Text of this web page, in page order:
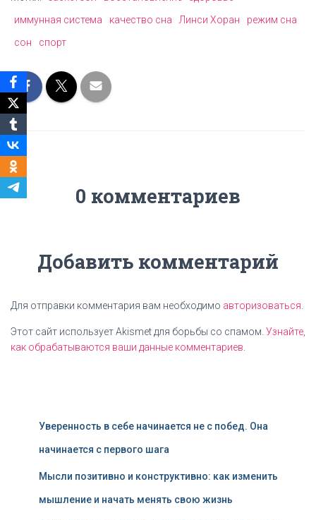
иммунная система
качество сна Линси Хоран
режим сна
сон
спорт
0 комментариев
Добавить комментарий
Для отправки комментария вам необходимо авторизоваться
Этот сайт использует Akismet для борьбы со спамом. Узнайте,
как обрабатываются ваши данные комментариев
Уверенность в себе начинается не с побед. Она
начинается с первого шага
Мысли позитивно и конструктивно: как изменить
мышление и начать менять свою жизнь